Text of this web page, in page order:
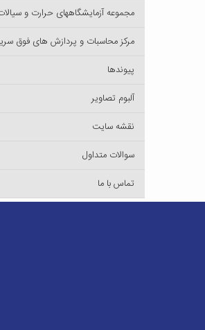
مجموعه آزمایشگاههای حرارت و
مرکز محاسبات و پردازش های فوق
پیوندها
آلبوم تصاویر
نقشه سایت
سوالات متداول
تماس با ما